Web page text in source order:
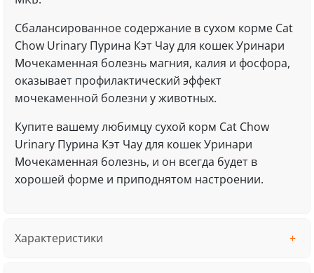
Сбалансированное содержание в сухом корме Cat
Chow Urinary Пурина Кэт Чау для кошек Уринари
Мочекаменная болезнь магния, калия и фосфора,
оказывает профилактический эффект
мочекаменной болезни у животных.
Купите вашему любимцу сухой корм Cat Chow
Urinary Пурина Кэт Чау для кошек Уринари
Мочекаменная болезнь, и он всегда будет в
хорошей форме и приподнятом настроении.
Характеристики